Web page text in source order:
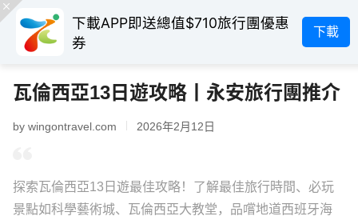
下載APP即送總值$710旅行團優惠
券
下載
瓦倫西亞13日遊攻略丨永安旅行團推介
by wingontravel.com 2026年2月12日
探索瓦倫西亞13日遊最佳攻略！了解最佳旅行時間、必玩
景點如科學藝術城、瓦倫西亞大教堂，品嚐地道西班牙海